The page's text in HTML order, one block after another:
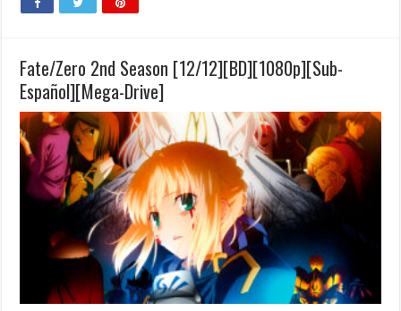
Fate/Zero 2nd Season [12/12][BD][1080p][Sub-
Español][Mega-Drive]